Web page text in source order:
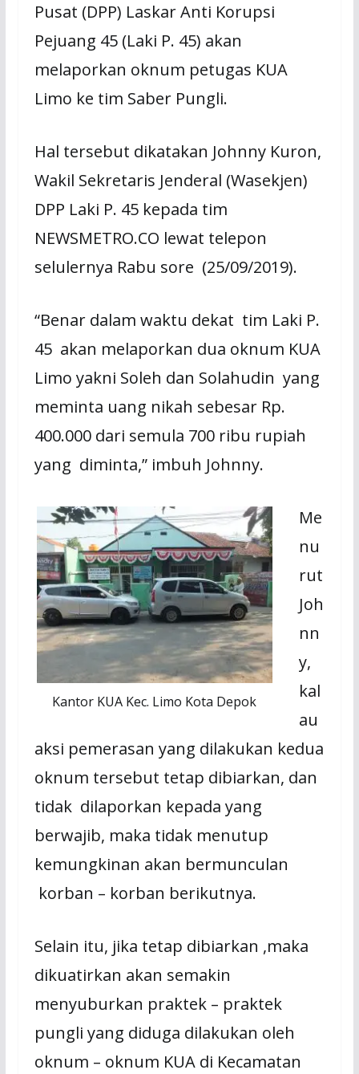
Pusat (DPP) Laskar Anti Korupsi
Pejuang 45 (Laki P. 45) akan
melaporkan oknum petugas KUA
Limo ke tim Saber Pungli.
Hal tersebut dikatakan Johnny Kuron,
Wakil Sekretaris Jenderal (Wasekjen)
DPP Laki P. 45 kepada tim
NEWSMETRO.CO lewat telepon
selulernya Rabu sore (25/09/2019).
“Benar dalam waktu dekat tim Laki P.
45 akan melaporkan dua oknum KUA
Limo yakni Soleh dan Solahudin yang
meminta uang nikah sebesar Rp.
400.000 dari semula 700 ribu rupiah
yang diminta,” imbuh Johnny.
Kantor KUA Kec. Limo Kota Depok
Me
nu
rut
Joh
nn
y,
kal
au
aksi pemerasan yang dilakukan kedua
oknum tersebut tetap dibiarkan, dan
tidak dilaporkan kepada yang
berwajib, maka tidak menutup
kemungkinan akan bermunculan
korban – korban berikutnya.
Selain itu, jika tetap dibiarkan ,maka
dikuatirkan akan semakin
menyuburkan praktek – praktek
pungli yang diduga dilakukan oleh
oknum – oknum KUA di Kecamatan